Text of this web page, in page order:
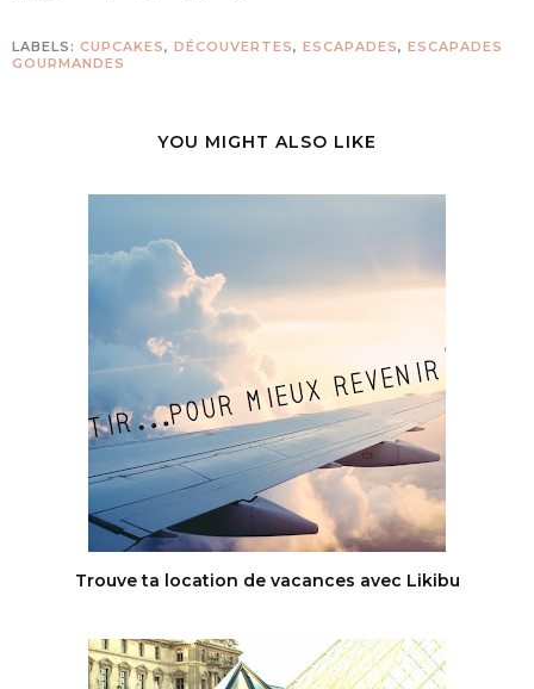
LABELS: CUPCAKES, DÉCOUVERTES, ESCAPADES, ESCAPADES
GOURMANDES
YOU MIGHT ALSO LIKE
Trouve ta location de vacances avec Likibu